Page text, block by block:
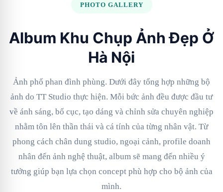
PHOTO GALLERY
Album Khu Chụp Ảnh Đẹp Ở
Hà Nội
Ảnh phố phan đình phùng. Dưới đây tổng hợp những bộ
ảnh do TT Studio thực hiện. Mỗi bức ảnh đều được đầu tư
về ánh sáng, bố cục, tạo dáng và chỉnh sửa chuyên nghiệp
nhằm tôn lên thần thái và cá tính của từng nhân vật. Từ
phong cách chân dung studio, ngoại cảnh, profile doanh
nhân đến ảnh nghệ thuật, album sẽ mang đến nhiều ý
tưởng giúp bạn lựa chọn concept phù hợp cho bộ ảnh của
mình.